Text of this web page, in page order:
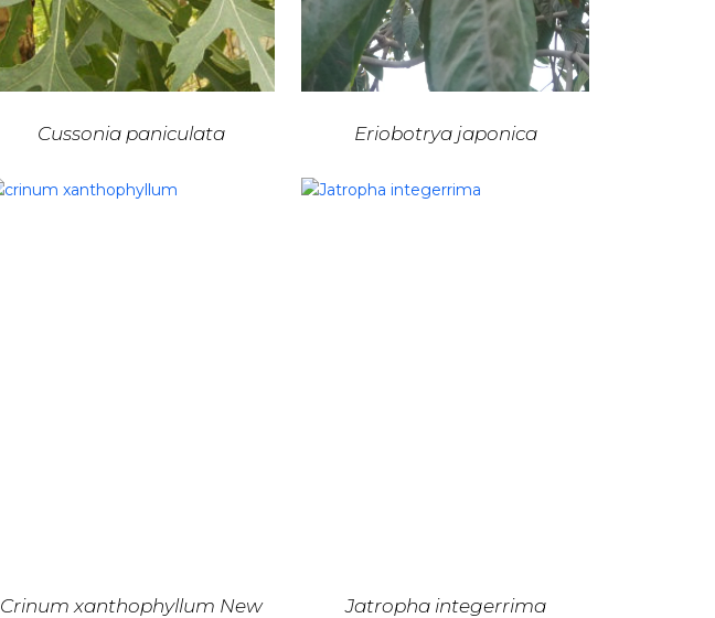
Cussonia paniculata Eriobotrya japonica
Crinum xanthophyllum New
Jatropha integerrima